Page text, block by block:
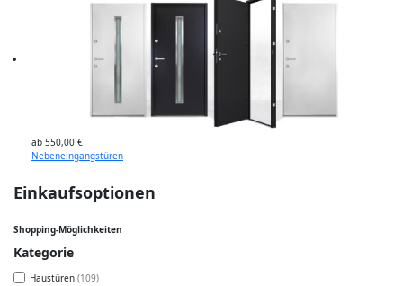
ab 550,00 €
Nebeneingangstüren
Einkaufsoptionen
Shopping-Möglichkeiten
Kategorie
Haustüren 109